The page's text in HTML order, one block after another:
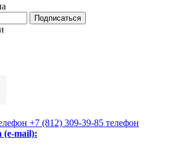
+7 (812) 309-39-85 телефон
(e-mail):